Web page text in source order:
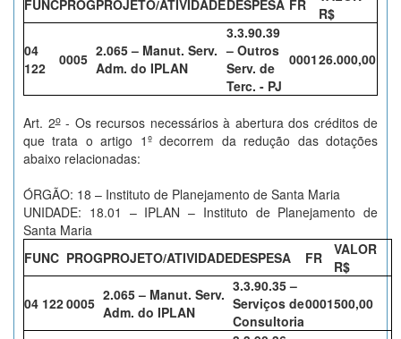
FUNCPROGPROJETO/ATIVIDADEDESPESA FR
R$
04
122
0005 2.065 – Manut. Serv.
Adm. do IPLAN
3.3.90.39
– Outros
Serv. de
Terc. - PJ
000126.000,00
Art. 2o- Os recursos necessários à abertura dos créditos de
que trata o artigo 1º decorrem da redução das dotações
abaixo relacionadas:
ÓRGÃO: 18 – Instituto de Planejamento de Santa Maria
UNIDADE: 18.01 – IPLAN – Instituto de Planejamento de
Santa Maria
FUNC PROGPROJETO/ATIVIDADEDESPESA FR
VALOR
R$
04 1220005 2.065 – Manut. Serv.
Adm. do IPLAN
3.3.90.35 –
Serviços de
Consultoria
0001500,00